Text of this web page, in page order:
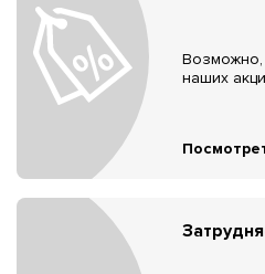
Возможно,
наших